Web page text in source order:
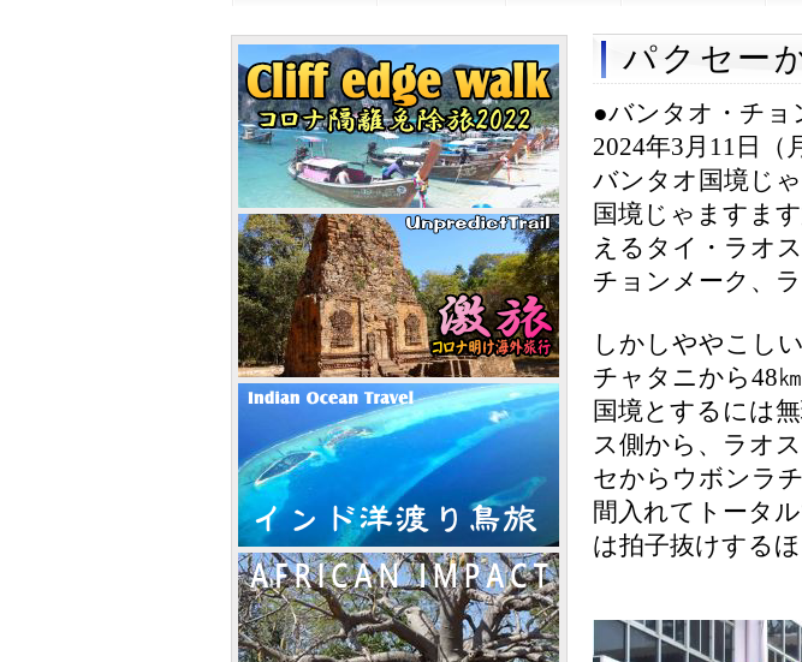
パクセー
●バンタオ・チョ
2024年3月11日（
バンタオ国境じ
国境じゃますま
えるタイ・ラオ
チョンメーク、
しかしややこし
チャタニから48
国境とするには
ス側から、ラオ
セからウボンラ
間入れてトータ
は拍子抜けする